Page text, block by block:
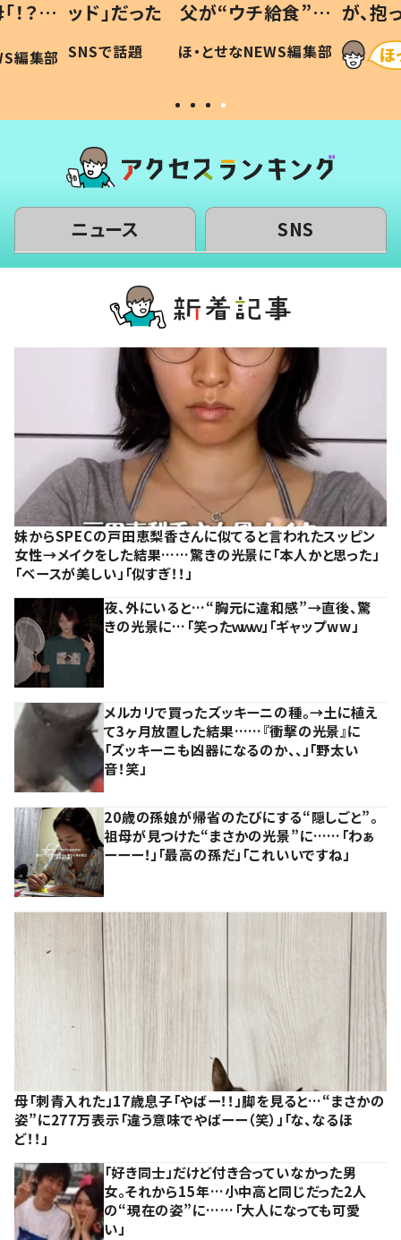
？」
編集部
ッド」だった 父が“ウチ給食”を
作り続ける理由とは #令和の親
#令和の子
SNSで話題 ほ・とせなNEWS編集部
が、
「涙が
い」
ニュース SNS
妹からSPECの戸田恵梨香さんに似てると言われたスッピン
女性→メイクをした結果……驚きの光景に「本人かと思った」
「ベースが美しい」「似すぎ！！」
夜、外にいると…“胸元に違和感”→直後、驚
きの光景に…「笑ったｗｗｗ」「ギャップww」
メルカリで買ったズッキーニの種。→土に植え
て3ヶ月放置した結果……『衝撃の光景』に
「ズッキーニも凶器になるのか、、」「野太い
音！笑」
20歳の孫娘が帰省のたびにする“隠しごと”。
祖母が見つけた“まさかの光景”に……「わぁ
ーーー！」「最高の孫だ」「これいいですね」
母「刺青入れた」17歳息子「やばー！！」脚を見ると…“まさかの
姿”に277万表示「違う意味でやばーー（笑）」「な、なるほ
ど！！」
「好き同士」だけど付き合っていなかった男
女。それから15年…小中高と同じだった2人
の“現在の姿”に……「大人になっても可愛
い」